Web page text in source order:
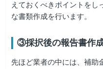
えておくべきポイントをし
な書類作成を行います。
③採択後の報告書作
先ほど業者の中には、補助